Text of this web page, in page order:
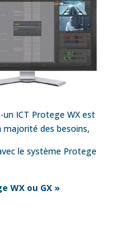
un ICT Protege WX est
majorité des besoins,
le système Protege
WX ou GX »